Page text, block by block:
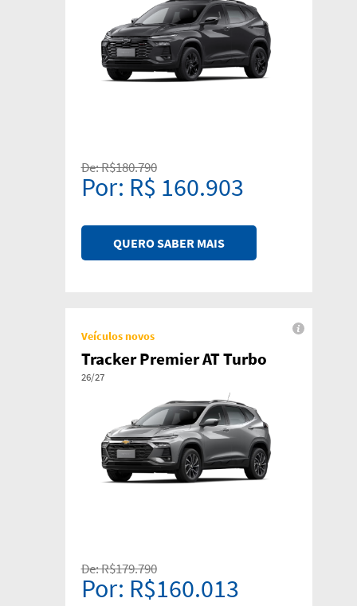
De: R$180.790
Por: R$ 160.903
QUERO SABER MAIS
Veículos novos
Tracker Premier AT Turbo
26/27
De: R$179.790
Por: R$160.013